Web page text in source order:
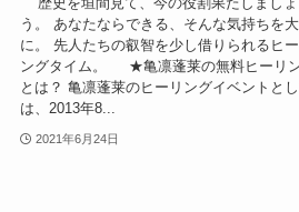
う。 あなたならできる、そんな気持ちを
に。 先人たちの叡智を少し借りられるヒー
ングタイム。 ★亀凛蓬莱の無料ヒーリ
とは？ 亀凛蓬莱のヒーリングイベントと
は、2013年8...
2021年6月24日